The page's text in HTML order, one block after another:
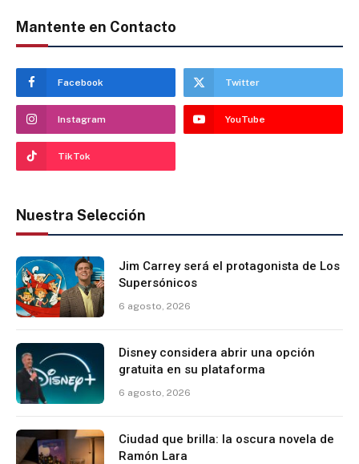
Mantente en Contacto
Facebook Twitter
Instagram YouTube
TikTok
Nuestra Selección
Jim Carrey será el protagonista de Los
Supersónicos
6 agosto, 2026
Disney considera abrir una opción
gratuita en su plataforma
6 agosto, 2026
Ciudad que brilla: la oscura novela de
Ramón Lara